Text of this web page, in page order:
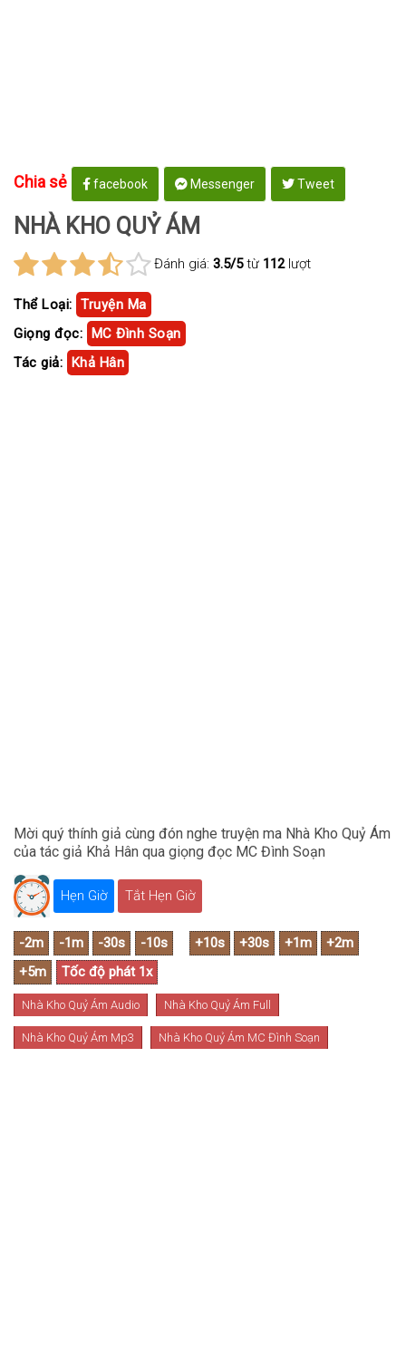
Chia sẻ facebook Messenger Tweet
NHÀ KHO QUỶ ÁM
Đánh giá: 3.5/5từ 112lượt
Thể Loại: Truyện Ma
Giọng đọc: MC Đình Soạn
Tác giả: Khả Hân
Mời quý thính giả cùng đón nghe truyện ma Nhà Kho Quỷ Ám
của tác giả Khả Hân qua giọng đọc MC Đình Soạn
Hẹn Giờ Tắt Hẹn Giờ
Nhà Kho Quỷ Ám Audio Nhà Kho Quỷ Ám Full
Nhà Kho Quỷ Ám Mp3 Nhà Kho Quỷ Ám MC Đình Soạn